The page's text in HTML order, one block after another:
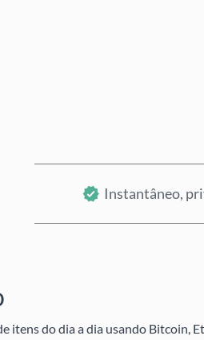
Instantâneo,
itens do dia a dia usando Bitcoin,